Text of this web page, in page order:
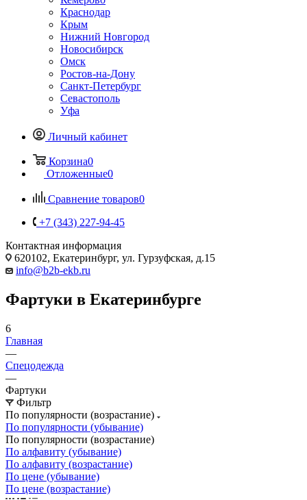
Краснодар
Крым
Нижний Новгород
Новосибирск
Омск
Ростов-на-Дону
Санкт-Петербург
Севастополь
Уфа
Личный кабинет
Корзина0
Отложенные0
Сравнение товаров0
+7 (343) 227-94-45
Контактная информация
620102, Екатеринбург, ул. Гурзуфская, д.15
info@b2b-ekb.ru
Фартуки в Екатеринбурге
6
Главная
—
Спецодежда
—
Фартуки
Фильтр
По популярности (возрастание)
По популярности (убывание)
По популярности (возрастание)
По алфавиту (убывание)
По алфавиту (возрастание)
По цене (убывание)
По цене (возрастание)